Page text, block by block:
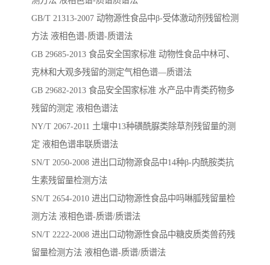
GB/T 21313-2007 动物源性食品中β-受体激动剂残留检测
方法 液相色谱-质谱-质谱法
GB 29685-2013 食品安全国家标准 动物性食品中林可、
克林和大观多残留的测定气相色谱—质谱法
GB 29682-2013 食品安全国家标准 水产品中青类药物多
残留的测定 液相色谱法
NY/T 2067-2011 土壤中13种磺酰脲类除草剂残留量的测
定 液相色谱串联质谱法
SN/T 2050-2008 进出口动物源食品中14种β-内酰胺类抗
生素残留量检测方法
SN/T 2654-2010 进出口动物源性食品中吗啉胍残留量检
测方法 液相色谱-质谱/质谱法
SN/T 2222-2008 进出口动物源性食品中糖皮质类兽药残
留量检测方法 液相色谱-质谱/质谱法